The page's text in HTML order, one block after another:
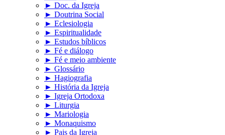
► Doc. da Igreja
► Doutrina Social
► Eclesiologia
► Espiritualidade
► Estudos bíblicos
► Fé e diálogo
► Fé e meio ambiente
► Glossário
► Hagiografia
► História da Igreja
► Igreja Ortodoxa
► Liturgia
► Mariologia
► Monaquismo
► Pais da Igreja